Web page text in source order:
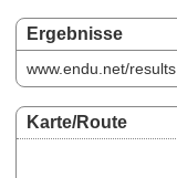
Ergebnisse
www.endu.net/results
Karte/Route